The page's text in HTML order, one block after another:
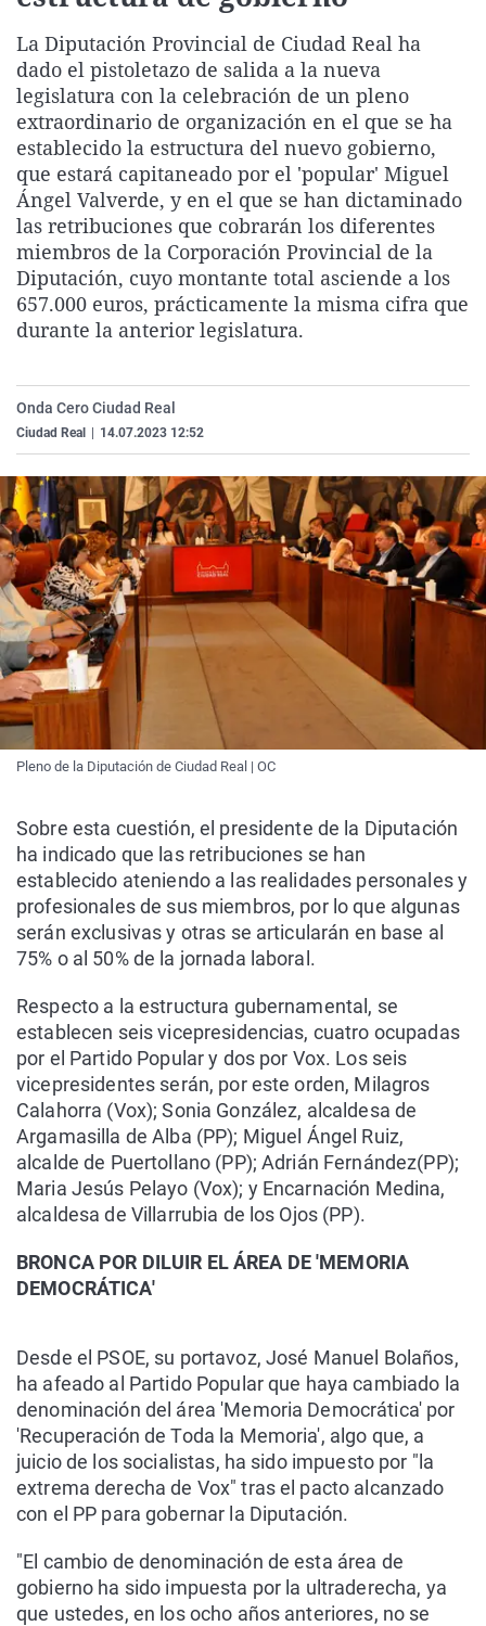
Gente viajera
Como el perro y el
Retornados
Equipo de
Operación Viuda
Galicia
La Rioja
Navarra
País Vasco
Televisión
Elecciones
La Diputación Provincial de Ciudad Real ha
dado el pistoletazo de salida a la nueva
legislatura con la celebración de un pleno
extraordinario de organización en el que se ha
establecido la estructura del nuevo gobierno,
que estará capitaneado por el 'popular' Miguel
Ángel Valverde, y en el que se han dictaminado
las retribuciones que cobrarán los diferentes
miembros de la Corporación Provincial de la
Diputación, cuyo montante total asciende a los
657.000 euros, prácticamente la misma cifra que
durante la anterior legislatura.
Onda Cero Ciudad Real
Ciudad Real 14.07.2023 12:52
Pleno de la Diputación de Ciudad Real | OC
Sobre esta cuestión, el presidente de la Diputación
ha indicado que las retribuciones se han
establecido ateniendo a las realidades personales y
profesionales de sus miembros, por lo que algunas
serán exclusivas y otras se articularán en base al
75% o al 50% de la jornada laboral.
Respecto a la estructura gubernamental, se
establecen seis vicepresidencias, cuatro ocupadas
por el Partido Popular y dos por Vox. Los seis
vicepresidentes serán, por este orden, Milagros
Calahorra (Vox); Sonia González, alcaldesa de
Argamasilla de Alba (PP); Miguel Ángel Ruiz,
alcalde de Puertollano (PP); Adrián Fernández(PP);
Maria Jesús Pelayo (Vox); y Encarnación Medina,
alcaldesa de Villarrubia de los Ojos (PP).
BRONCA POR DILUIR EL ÁREA DE 'MEMORIA
DEMOCRÁTICA'
Desde el PSOE, su portavoz, José Manuel Bolaños,
ha afeado al Partido Popular que haya cambiado la
denominación del área 'Memoria Democrática' por
'Recuperación de Toda la Memoria', algo que, a
juicio de los socialistas, ha sido impuesto por "la
extrema derecha de Vox" tras el pacto alcanzado
con el PP para gobernar la Diputación.
"El cambio de denominación de esta área de
gobierno ha sido impuesta por la ultraderecha, ya
que ustedes, en los ocho años anteriores, no se